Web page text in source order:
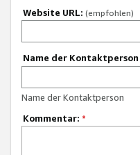
Website URL: (empfohlen)
Name der Kontaktperson
Name der Kontaktperson
Kommentar: *